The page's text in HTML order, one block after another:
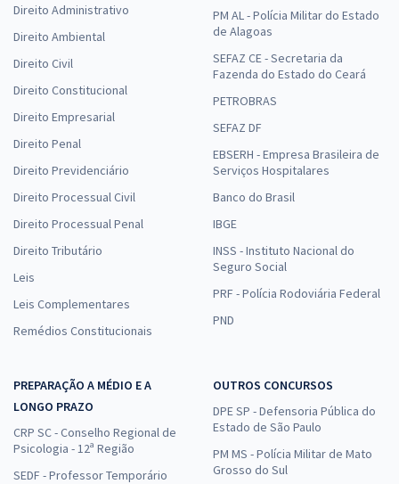
Direito Administrativo
Direito Ambiental
Direito Civil
Direito Constitucional
Direito Empresarial
Direito Penal
Direito Previdenciário
Direito Processual Civil
Direito Processual Penal
Direito Tributário
Leis
Leis Complementares
Remédios Constitucionais
PM AL - Polícia Militar do Estado
de Alagoas
SEFAZ CE - Secretaria da
Fazenda do Estado do Ceará
PETROBRAS
SEFAZ DF
EBSERH - Empresa Brasileira de
Serviços Hospitalares
Banco do Brasil
IBGE
INSS - Instituto Nacional do
Seguro Social
PRF - Polícia Rodoviária Federal
PND
PREPARAÇÃO A MÉDIO E A
LONGO PRAZO
CRP SC - Conselho Regional de
Psicologia - 12ª Região
SEDF - Professor Temporário
OUTROS CONCURSOS
DPE SP - Defensoria Pública do
Estado de São Paulo
PM MS - Polícia Militar de Mato
Grosso do Sul